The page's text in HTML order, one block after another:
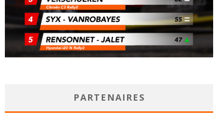
PARTENAIRES